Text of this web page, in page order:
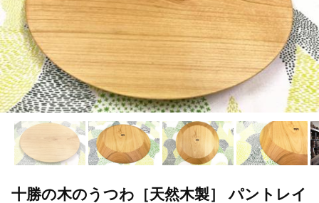
十勝の木のうつわ［天然木製］ パントレイ